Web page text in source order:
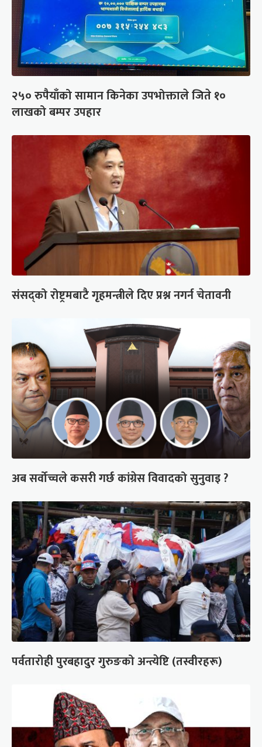
२५० रुपैयाँको सामान किनेका उपभोक्ताले जिते १०
लाखको बम्पर उपहार
संसद्को रोष्ट्रमबाटै गृहमन्त्रीले दिए प्रश्न नगर्न चेतावनी
अब सर्वोच्चले कसरी गर्छ कांग्रेस विवादको सुनुवाइ ?
पर्वतारोही पुरबहादुर गुरुङको अन्त्येष्टि (तस्वीरहरू)